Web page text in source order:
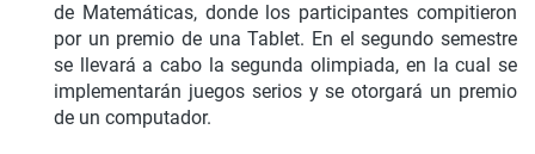
de Matemáticas, donde los participantes compitieron
por un premio de una Tablet. En el segundo semestre
se llevará a cabo la segunda olimpiada, en la cual se
implementarán juegos serios y se otorgará un premio
de un computador.